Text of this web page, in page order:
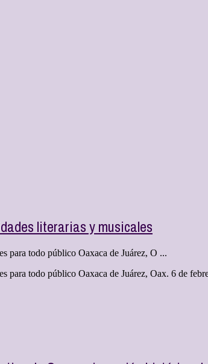
literarias y musicales
para todo público Oaxaca de Juárez, O ...
para todo público Oaxaca de Juárez, Oax. 6 de